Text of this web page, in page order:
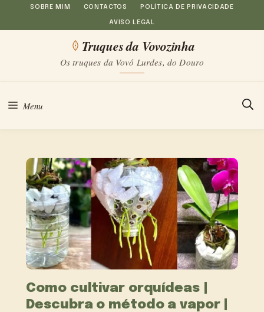
Saltar
para
conteúdo
SOBRE MIM CONTACTOS POLÍTICA DE PRIVACIDADE
AVISO LEGAL
Truques da Vovozinha
Os truques da Vovó Lurdes, do Douro
Menu
Como cultivar orquídeas |
Descubra o método a vapor |